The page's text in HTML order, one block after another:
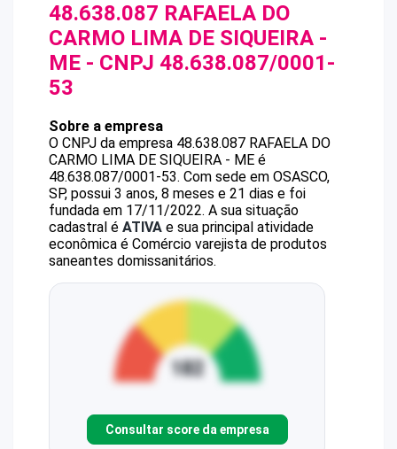
48.638.087 RAFAELA DO
CARMO LIMA DE SIQUEIRA -
ME - CNPJ 48.638.087/0001-
53
Sobre a empresa
O CNPJ da empresa 48.638.087 RAFAELA DO
CARMO LIMA DE SIQUEIRA - ME é
48.638.087/0001-53. Com sede em OSASCO,
SP, possui 3 anos, 8 meses e 21 dias e foi
fundada em 17/11/2022. A sua situação
cadastral é ATIVA e sua principal atividade
econômica é Comércio varejista de produtos
saneantes domissanitários.
Consultar score da empresa